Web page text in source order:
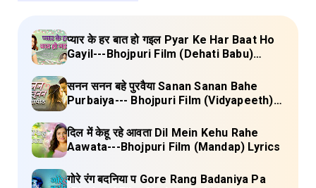
प्यार के हर बात हो गइल Pyar Ke Har Baat Ho
Gayil---Bhojpuri Film (Dehati Babu)
सनन सनन बहे पुरवैया Sanan Sanan Bahe
Purbaiya--- Bhojpuri Film (Vidyapeeth)
दिल में केहू रहे आवता Dil Mein Kehu Rahe
Aawata---Bhojpuri Film (Mandap) Lyrics
गोरे रंग बदनिया प Gore Rang Badaniya Pa